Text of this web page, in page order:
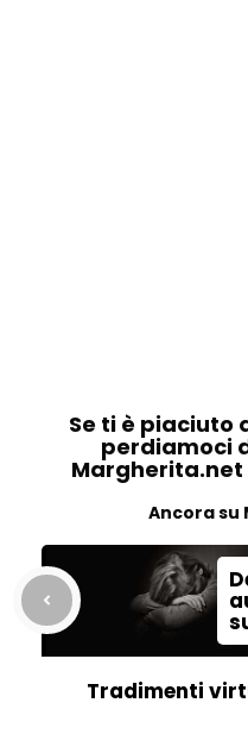
Se ti è piaciuto
perdiamoci
Ancora
Tradimenti